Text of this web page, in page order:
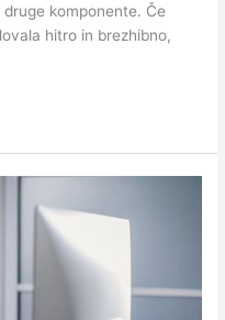
komponente. Če
hitro in brezhibno,